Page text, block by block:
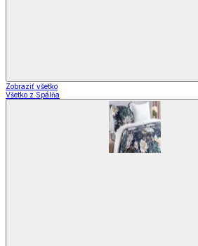
Zobraziť všetko
Všetko z Spálňa